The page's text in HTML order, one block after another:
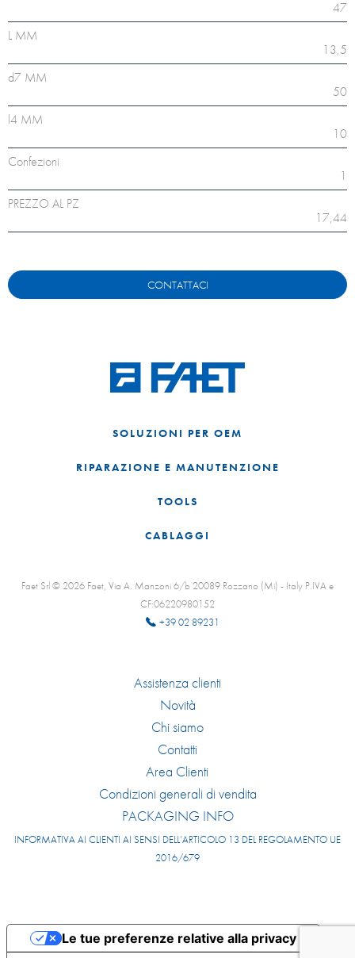
47
L MM
13,5
d7 MM
50
l4 MM
10
Confezioni
1
PREZZO AL PZ
17,44
CONTATTACI
SOLUZIONI PER OEM
RIPARAZIONE E MANUTENZIONE
TOOLS
CABLAGGI
Faet Srl © 2026 Faet, Via A. Manzoni 6/b 20089 Rozzano (Mi) - Italy P.IVA e
CF:06220980152
+39 02 89231
Assistenza clienti
Novità
Chi siamo
Contatti
Area Clienti
Condizioni generali di vendita
PACKAGING INFO
INFORMATIVA AI CLIENTI AI SENSI DELL’ARTICOLO 13 DEL REGOLAMENTO UE
2016/679
Le tue preferenze relative alla privacy